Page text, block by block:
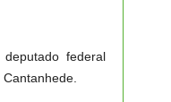
federal